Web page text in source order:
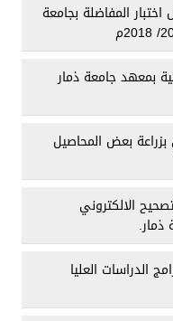
المفاضلة بجامعة
بمعهد جامعة ذمار
بعض المحاصيل
الالكتروني
ذمار.
الدراسات العليا